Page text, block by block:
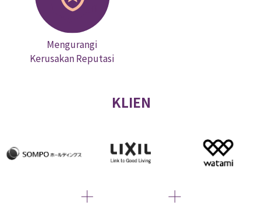
Mengurangi
Kerusakan Reputasi
KLIEN